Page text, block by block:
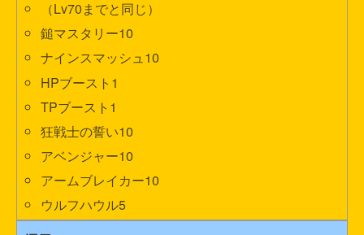
（Lv70までと同じ）
鎚マスタリー10
ナインスマッシュ10
HPブースト1
TPブースト1
狂戦士の誓い10
アベンジャー10
アームブレイカー10
ウルフハウル5